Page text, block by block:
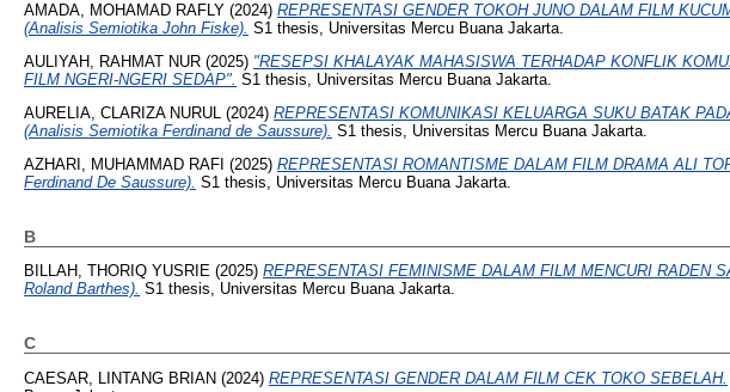
AMADA, MOHAMAD RAFLY (2024) REPRESENTASI GENDER TOKOH JUNO DALAM FILM
(Analisis Semiotika John Fiske). S1 thesis, Universitas Mercu Buana Jakarta.
AULIYAH, RAHMAT NUR (2025) "RESEPSI KHALAYAK MAHASISWA TERHADAP KONFLIK
FILM NGERI-NGERI SEDAP". S1 thesis, Universitas Mercu Buana Jakarta.
AURELIA, CLARIZA NURUL
(2024) REPRESENTASI KOMUNIKASI KELUARGA SUKU BATAK
(Analisis Semiotika Ferdinand de Saussure). S1 thesis, Universitas Mercu Buana Jakarta.
AZHARI, MUHAMMAD RAFI (2025) REPRESENTASI ROMANTISME DALAM FILM DRAMA ALI
Ferdinand De Saussure). S1 thesis, Universitas Mercu Buana Jakarta.
B
BILLAH, THORIQ YUSRIE (2025) REPRESENTASI FEMINISME DALAM FILM MENCURI RADEN
Roland Barthes). S1 thesis, Universitas Mercu Buana Jakarta.
C
CAESAR, LINTANG BRIAN (2024) REPRESENTASI GENDER DALAM FILM CEK TOKO SEBELAH.